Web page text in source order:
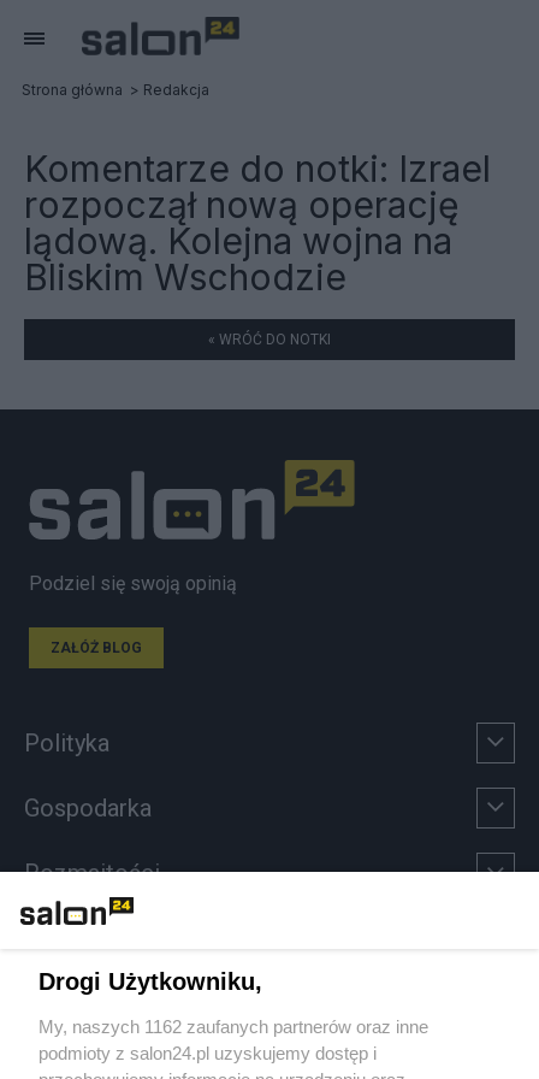
Strona główna Redakcja
Komentarze do notki: Izrael
rozpoczął nową operację
lądową. Kolejna wojna na
Bliskim Wschodzie
« WRÓĆ DO NOTKI
Podziel się swoją opinią
ZAŁÓŻ BLOG
Polityka
Gospodarka
Rozmaitości
Sport
Społeczeństwo
Drogi Użytkowniku,
My, naszych 1162 zaufanych partnerów oraz inne
podmioty z salon24.pl uzyskujemy dostęp i